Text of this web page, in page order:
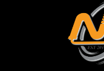
dụng Oxygen
cụ ảo và ghi
nên phù hợp một